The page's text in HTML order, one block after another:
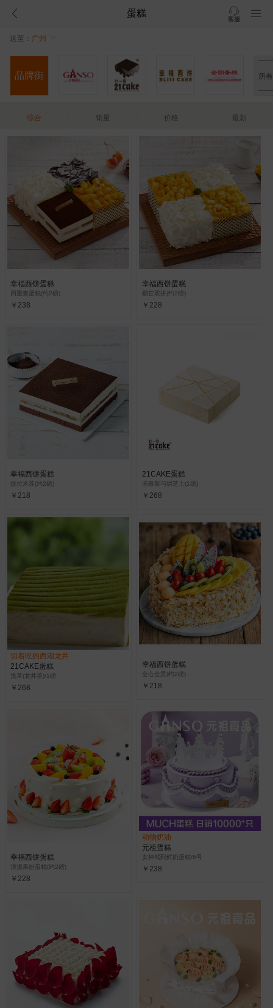
蛋糕
客服
送至： 广州
品牌街 所
综合 销量 价格 最新
幸福西饼蛋糕
四重奏蛋糕(约2磅)
￥238
幸福西饼蛋糕
榴芒双拼(约2磅)
￥228
幸福西饼蛋糕
提拉米苏(约2磅)
￥218
21CAKE蛋糕
冻慕斯与焗芝士(1磅)
￥268
切着吃的西湖龙井
21CAKE蛋糕
浅草(龙井茶)/1磅
￥268
幸福西饼蛋糕
全心全意(约2磅)
￥218
幸福西饼蛋糕
浪漫果纷蛋糕(约2磅)
￥228
动物奶油
元祖蛋糕
女神驾到鲜奶蛋糕/6号
￥238